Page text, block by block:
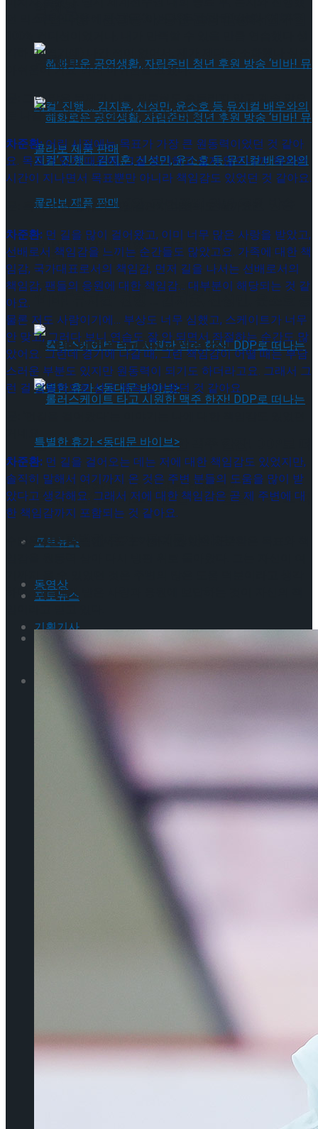
혜화로운 공연생활, 자립준비 청년 후원 방송
‘비바! 뮤지컬’ 진행 … 김지훈, 신성민, 윤소호 등
뮤지컬 배우와의 콜라보 제품 판매
롤러스케이트 타고 시원한 맥주 한잔! DDP로 떠
나는 특별한 휴가 <동대문 바이브>
포토뉴스
동영상
기획기사
[인터뷰] 은반 위의 예술가, 피겨 안무가 신예지
가 그려내는 인생의 선율
[인터뷰] 빙판 위에 피어나는 꽃처럼, 피겨 허지
약 체결
혜화로운 공연생활, 자립준비 청년 후원 방송
뮤지컬 배우와의 콜라보 제품 판매
롤러스케이트 타고 시원한 맥주 한잔! DDP로 떠
나는 특별한 휴가 <동대문 바이브>
포토뉴스
[인터뷰] 은반 위의 예술가, 피겨 안무가 신예지
가 그려내는 인생의 선율
[인터뷰] 빙판 위에 피어나는 꽃처럼, 피겨 허지
유가 그리는 ‘감성적인 여정’
각하고 (경기에) 나간 적이 없어서, 제가 제대로 소화했나 싶은
아쉬움이 커요”라며 아쉬움을 표했다.
그런 많은 문제가 나를 괴롭혀도 흔들리지 않고 계속 앞으
로 나갈 수 있었던 원동력은 무엇이었을까요?
차준환:어린 시절에는 목표가 가장 큰 원동력이었던 것 같아
요. 목표가 있기 때문에, 그걸 포기하고 싶지 않으니까. 하지만
시간이 지나면서 목표뿐만 아니라 책임감도 있었던 것 같아요.
혹시 어떤 종류의 책임감인지 여쭤봐도 될까요?
차준환: 먼 길을 많이 걸어왔고, 이미 너무 많은 사랑을 받았고,
선배로서 책임감을 느끼는 순간들도 많았고요. 가족에 대한 책
임감, 국가대표로서의 책임감, 먼저 길을 나서는 선배로서의
책임감, 팬들의 응원에 대한 책임감… 대부분이 해당되는 것 같
아요.
물론 저도 사람이기에… 부상도 너무 심했고, 스케이트가 너무
안 맞고, 그러다 보니 연습도 잘 안 되면서 좌절하는 순간도 많
았어요. 그런데 경기에 나갈 때, 그런 책임감이 어떨 때는 부담
스러운 부분도 있지만 원동력이 되기도 하더라고요. 그래서 그
런 걸 원동력으로 삼고 계속 걸어왔던 것 같아요.
거네요.
차준환: 먼 길을 걸어오는 데는 저에 대한 책임감도 있었지만,
솔직히 말해서 여기까지 온 것은 주변 분들의 도움을 많이 받
았다고 생각해요. 그래서 저에 대한 책임감은 곧 제 주변에 대
한 책임감까지 포함되는 것 같아요.
수많은 어려움 속에서도 포기하지 않았던 차준환은 목표와 책
기까지 올 수 있었던 것은 주변의 많은 도움 덕분이라고 생각
하며, 그들에게 받은 사랑과 응원에 보답하는 것이 자신의 책